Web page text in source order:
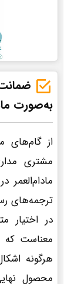
به‌صورت
از گام‌های
مشتری
ترجمه‌های
در اختیار
معناست که
هرگونه
محصول